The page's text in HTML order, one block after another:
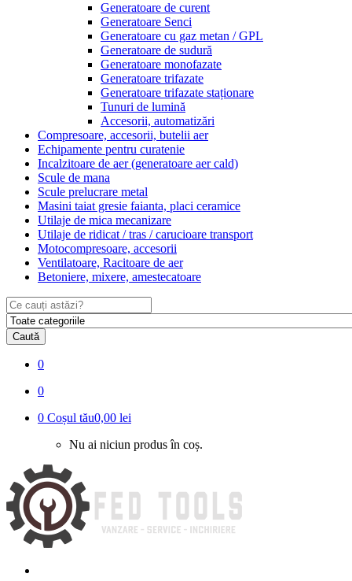
Generatoare de curent
Generatoare Senci
Generatoare cu gaz metan / GPL
Generatoare de sudură
Generatoare monofazate
Generatoare trifazate
Generatoare trifazate staționare
Tunuri de lumină
Accesorii, automatizări
Compresoare, accesorii, butelii aer
Echipamente pentru curatenie
Incalzitoare de aer (generatoare aer cald)
Scule de mana
Scule prelucrare metal
Masini taiat gresie faianta, placi ceramice
Utilaje de mica mecanizare
Utilaje de ridicat / tras / carucioare transport
Motocompresoare, accesorii
Ventilatoare, Racitoare de aer
Betoniere, mixere, amestecatoare
Search
for:
Caută
0
0
0 Coșul tău0,00 lei
Nu ai niciun produs în coș.